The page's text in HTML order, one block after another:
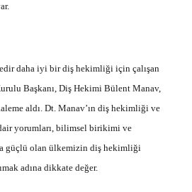
daha iyi bir diş hekimliği için çalışan
Başkanı, Diş Hekimi Bülent Manav,
aldı. Dt. Manav’ın diş hekimliği ve
yorumları, bilimsel birikimi ve
güçlü olan ülkemizin diş hekimliği
adına dikkate değer.